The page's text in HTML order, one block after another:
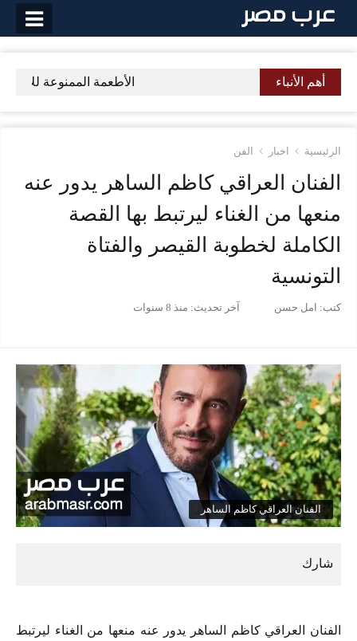
التخطي
أهم الأنباء الأطعمة الممنوعة
الرئيسية اخبار الفن
الفنان العراقي كاظم الساهر يدور عنه
منعها من الغناء ليرتبط بها القصة
الكاملة لخطوبة القيصر والفتاة
التونسية
كتب: امل حسن آخر تحديث: منذ 8 سنوات
الفنان العراقي كاظم الساهر
الفنان العراقي كاظم الساهر يدور عنه منعها من الغناء ليرتبط